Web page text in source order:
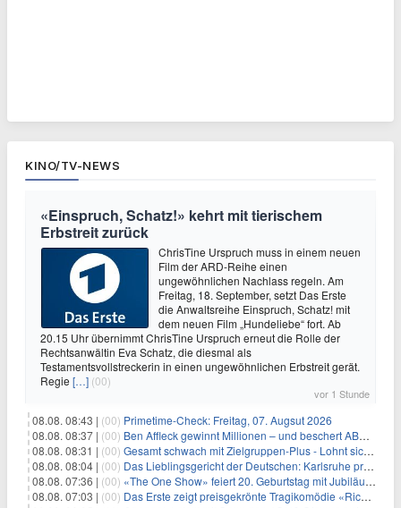
KINO/TV-NEWS
«Einspruch, Schatz!» kehrt mit tierischem
Erbstreit zurück
ChrisTine Urspruch muss in einem neuen
Film der ARD-Reihe einen
ungewöhnlichen Nachlass regeln. Am
Freitag, 18. September, setzt Das Erste
die Anwaltsreihe Einspruch, Schatz! mit
dem neuen Film „Hundeliebe“ fort. Ab
20.15 Uhr übernimmt ChrisTine Urspruch erneut die Rolle der
Rechtsanwältin Eva Schatz, die diesmal als
Testamentsvollstreckerin in einen ungewöhnlichen Erbstreit gerät.
Regie […] (00)
vor 1 Stunde
08.08. 08:43 | (00) Primetime-Check: Freitag, 07. Augsut 2026
08.08. 08:37 | (00) Ben Affleck gewinnt Millionen – und beschert ABC Top-Quoten
08.08. 08:31 | (00) Gesamt schwach mit Zielgruppen-Plus - Lohnt sich First Dates Hotel doch?
08.08. 08:04 | (00) Das Lieblingsgericht der Deutschen: Karlsruhe prägt seit 75 Jahren die Republik
08.08. 07:36 | (00) «The One Show» feiert 20. Geburtstag mit Jubiläumswoche
08.08. 07:03 | (00) Das Erste zeigt preisgekrönte Tragikomödie «Rickerl» als Free-TV-Premiere